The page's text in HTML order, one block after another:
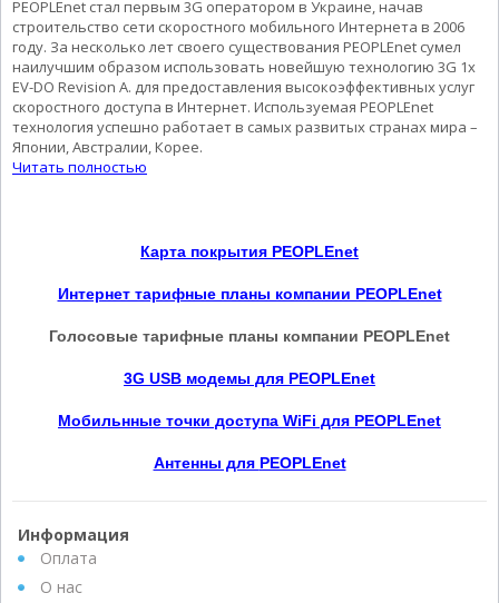
PEOPLEnet стал первым 3G оператором в Украине, начав
строительство сети скоростного мобильного Интернета в 2006
году. За несколько лет своего существования PEOPLEnet сумел
наилучшим образом использовать новейшую технологию 3G 1x
EV-DO Revision A. для предоставления высокоэффективных услуг
скоростного доступа в Интернет. Используемая PEOPLEnet
технология успешно работает в самых развитых странах мира –
Японии, Австралии, Корее.
Читать полностью
Карта покрытия PEOPLEnet
Интернет тарифные планы компании PEOPLEnet
Голосовые тарифные планы компании PEOPLEnet
3G USB модемы для PEOPLEnet
Мобильнные точки доступа WiFi для PEOPLEnet
Антенны для PEOPLEnet
Информация
Оплата
О нас